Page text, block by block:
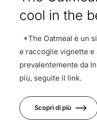
cool in the
*The Oatmeal è un
e raccoglie vignette
prevalentemente da
più, seguite il link.
Scopri di più